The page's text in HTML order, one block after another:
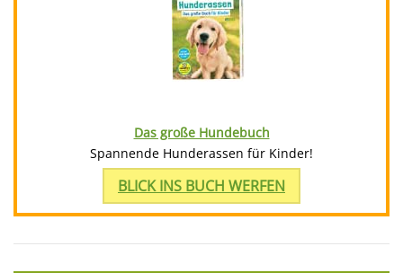
Das große Hundebuch
Spannende Hunderassen für Kinder!
BLICK INS BUCH WERFEN